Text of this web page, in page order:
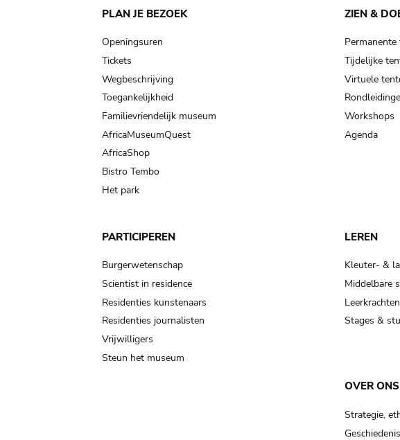
Main
navigation
PLAN JE BEZOEK
Openingsuren
Tickets
Wegbeschrijving
Toegankelijkheid
Familievriendelijk museum
AfricaMuseumQuest
AfricaShop
Bistro Tembo
Het park
ZIEN &
Tijdelijke
Virtuele
Workshops
Agenda
PARTICIPEREN
Burgerwetenschap
Scientist in residence
Residenties kunstenaars
Residenties journalisten
Vrijwilligers
Steun het museum
LEREN
Kleuter- &
Middelbare
Leerkrachten
Stages &
OVER ONS
Strategie,